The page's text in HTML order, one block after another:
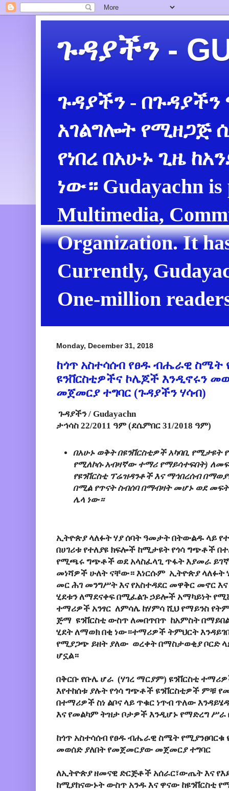
ጉዳያችን -
ጉዳያችን -
አገልግሎት የሚዘጋጅ
የነበረ በአሁኑ ጊዜ
ነው። Gudayachn is
Multimedia,
Organization. It
Currently,
One-million
Monday, December 31, 2018
ከጎጥ አስተሳሰብ የፀዱ ብሔራዊ ስሜት
ዩንቨርስቲዎችና ኮሌጆች እንዲኖሩን
መጀመርያ ተግባር (ጉዳያችን ሃሳብ)
ጉዳያችን / Gudayachn
ታኅሳስ 22/2011 ዓም (ደሴምበር 31/2018 ዓም)
በአሁኑ ወቅት በዩንቨርስቲዎች አካባቢ የሚታዩት
የሚለኮሱ አብዛኛው ተማሪ የማይሳተፍበት)
የዩንቨርስቲ ፕሬዝዳንቶች እና ማኅበረሰብ
በሚል የጥናት ስብሰባ በማብዛት መሆኑ ወደ
ሌላ ነው።
ኢትዮጵያ ላለፉት ሃያ ሰባት ዓመታት በትውልዱ ላይ
በሀገሪቱ የተለያዩ ክፍሎች ከሚታዩት የጎሳ ግጭቶች
የሚጫሩ ግጭቶች ወደ አላስፈላጊ ጥፋት እያመራ
መነሻዎች ሁለት ናቸው። እነርሱም ኢትዮጵያ ላለፉት
መር ሕገ መንግሥት እና የአስተዳደር መዋቅር መኖር
ሂደቱን ለማደናቀፍ በሚፈልጉ ኃይሎች አማካይነት
ተማሪዎች አንፃር ለምሳሌ ከሃምሳ ሺህ የማይንስ
ጅማ ዩንቨርስቲ ውስጥ ለመበጥበጥ ከአምስት
ሂደት ለማወክ በቂ ነው።ተማሪዎች ትምህርት
የሚያጋጭ ይዘት ያለው ወረቀት በማስታወቂያ ቦርድ
ሆኗል።
በቅርቡ የቡሌ ሆራ (ሃገረ ማርያም) ዩንቨርስቲ
እየተከሰቱ ያሉት የጎሳ ግጭቶች ዩንቨርስቲዎች ምቹ
በተማሪዎች ስነ ልቦና ላይ ጥቁር ነጥብ ጥለው
እና የመልካም ትዝታ ቦታዎች እንዲሆኑ የማድረግ ሥራ
ከጎጥ አስተሳሰብ የፀዱ ብሔራዊ ስሜት የሚያንፀባርቁ
መወሰድ ያለበት የመጀመርያው መጀመርያ ተግባር
ለኢትዮጵያ ዘመናዊ ድርጅቶች አሰራር፣ውጤት እና
ከሚያከናውኑት ውስጥ አንዱ እና ዋናው ከዩንቨርስቲ